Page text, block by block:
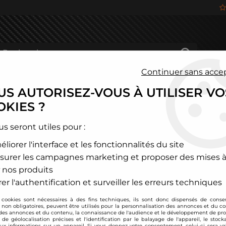
DE LA MARQUE
12 articles sur 13
- 20 €
Continuer sans
AUTORISEZ-VOUS À UTILISER
?
seront utiles pour :
l'interface et les fonctionnalités du site
les campagnes marketing et proposer des mises
nos produits
l'authentification et surveiller les erreurs techniques
cookies sont nécessaires à des fins techniques, ils sont donc dispensés de
non obligatoires, peuvent être utilisés pour la personnalisation des annonces et du
annonces et du contenu, la connaissance de l'audience et le développement de
de géolocalisation précises et l'identification par le balayage de l'appareil, le